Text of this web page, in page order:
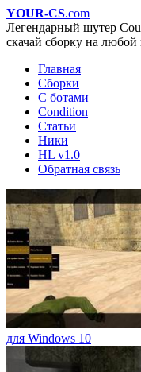
YOUR-CS.com
Легендарный шутер
скачай сборку на любой
Главная
Сборки
С ботами
Condition
Статьи
Ники
HL v1.0
Обратная связь
для Windows 10